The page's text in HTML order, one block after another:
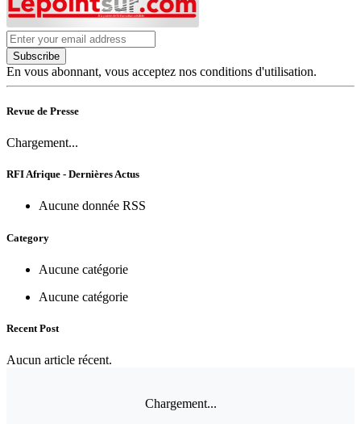
Subscribe
En vous abonnant, vous acceptez nos conditions d'utilisation.
Revue de Presse
Chargement...
RFI Afrique - Dernières Actus
Aucune donnée RSS
Category
Aucune catégorie
Aucune catégorie
Recent Post
Aucun article récent.
Chargement...